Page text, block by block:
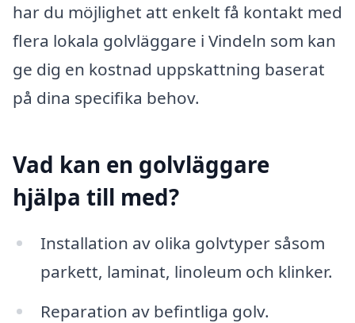
har du möjlighet att enkelt få kontakt med
flera lokala golvläggare i Vindeln som kan
ge dig en kostnad uppskattning baserat
på dina specifika behov.
Vad kan en golvläggare
hjälpa till med?
Installation av olika golvtyper såsom
parkett, laminat, linoleum och klinker.
Reparation av befintliga golv.